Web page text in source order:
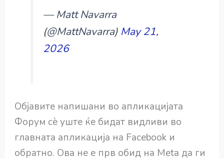
— Matt Navarra
(@MattNavarra) May 21,
2026
Објавите напишани во апликацијата
Форум сè уште ќе бидат видливи во
главната апликација на Facebook и
обратно. Ова не е прв обид на Meta да ги